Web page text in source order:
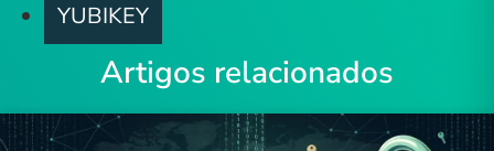
YUBIKEY
Artigos relacionados